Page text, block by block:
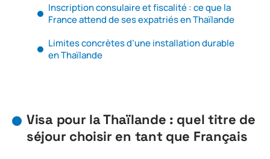
Inscription consulaire et fiscalité : ce que la
France attend de ses expatriés en Thaïlande
Limites concrètes d’une installation durable
en Thaïlande
Visa pour la Thaïlande : quel titre de
séjour choisir en tant que Français